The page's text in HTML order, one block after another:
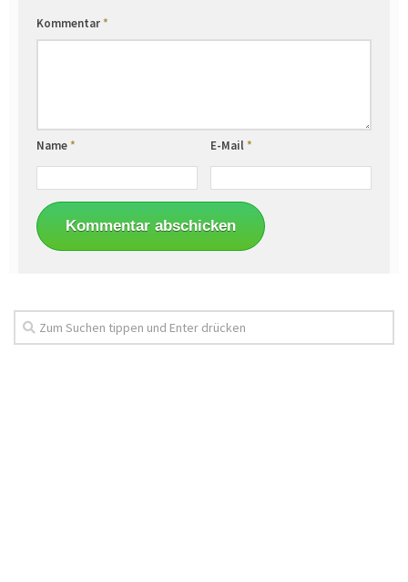
Kommentar*
Name* E-Mail*